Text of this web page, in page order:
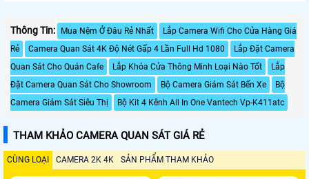
Thông Tin: Mua Nệm Ở Đâu Rẻ Nhất
Lắp Camera Wifi Cho Cửa Hàng Giá
Rẻ
Camera Quan Sát 4K Độ Nét Gấp 4 Lần Full Hd 1080
Lắp Đặt Camera
Quan Sát Cho Quán Cafe
Lắp Khóa Cửa Thông Minh Loại Nào Tốt
Lắp
Đặt Camera Quan Sát Cho Showroom
Bộ Camera Giám Sát Bến Xe
Bộ
Camera Giám Sát Siêu Thị
Bộ Kit 4 Kênh All In One Vantech Vp-K411atc
THAM KHẢO CAMERA QUAN SÁT GIÁ RẺ
CÙNG LOẠI CAMERA 2K 4K SẢN PHẨM THAM KHẢO